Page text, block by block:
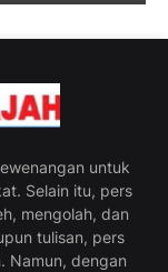
untuk
Selain itu, pers
mengolah, dan
tulisan, pers
Namun, dengan